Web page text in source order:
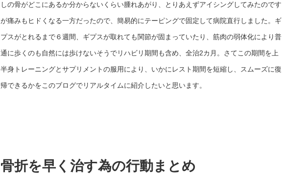
しの骨がどこにあるか分からないくらい腫れあがり、とりあえずアイシングしてみたのです
が痛みもヒドくなる一方だったので、簡易的にテーピングで固定して病院直行しました。ギ
プスがとれるまで６週間、ギプスが取れても関節が固まっていたり、筋肉の弱体化により普
通に歩くのも自然には歩けないそうでリハビリ期間も含め、全治2カ月。さてこの期間を上
半身トレーニングとサプリメントの服用により、いかにレスト期間を短縮し、スムーズに復
帰できるかをこのブログでリアルタイムに紹介したいと思います。
骨折を早く治す為の行動まとめ